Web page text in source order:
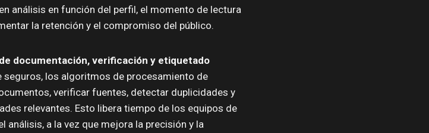
análisis en función del perfil, el momento de lectura
la retención y el compromiso del público.
documentación, verificación y etiquetado
seguros, los algoritmos de procesamiento de
verificar fuentes, detectar duplicidades y
relevantes. Esto libera tiempo de los equipos de
análisis, a la vez que mejora la precisión y la